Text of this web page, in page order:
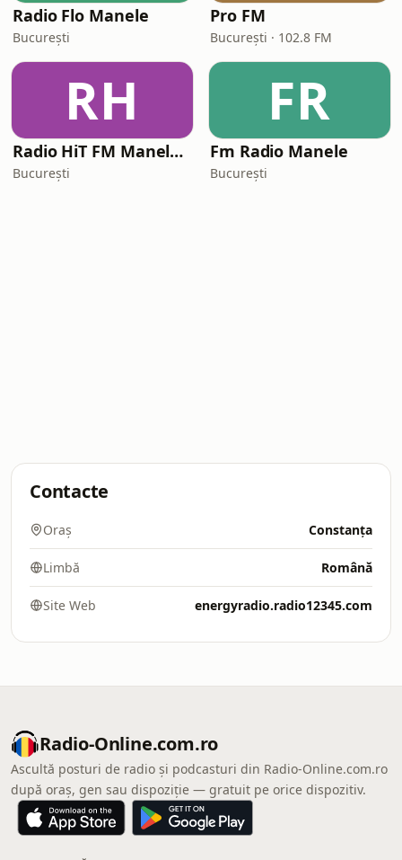
Radio Flo Manele
București
Pro FM
București · 102.8 FM
RH
Radio HiT FM Manele Romania
București
FR
Fm Radio Manele
București
Contacte
Oraș Constanța
Limbă Română
Site Web energyradio.radio12345.com
Radio-Online.com.ro
Ascultă posturi de radio și podcasturi din Radio-Online.com.ro
după oraș, gen sau dispoziție — gratuit pe orice dispozitiv.